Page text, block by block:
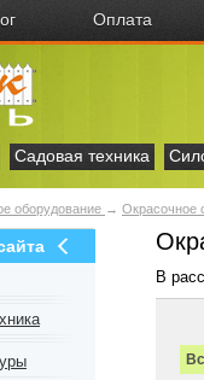
Оплата
Садовая техника
оборудование → Окрасочное
В